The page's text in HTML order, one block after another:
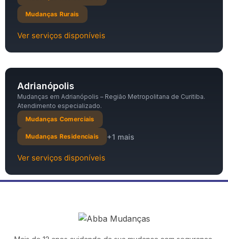
Mudanças Rurais
Ver serviços disponíveis
Adrianópolis
Mudanças em Adrianópolis – Região Metropolitana de Curitiba.
Atendimento especializado.
Mudanças Comerciais
Mudanças Residenciais +1 mais
Ver serviços disponíveis